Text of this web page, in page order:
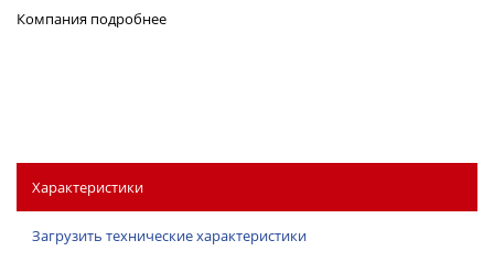
Компания подробнее
Характеристики
Загрузить технические характеристики